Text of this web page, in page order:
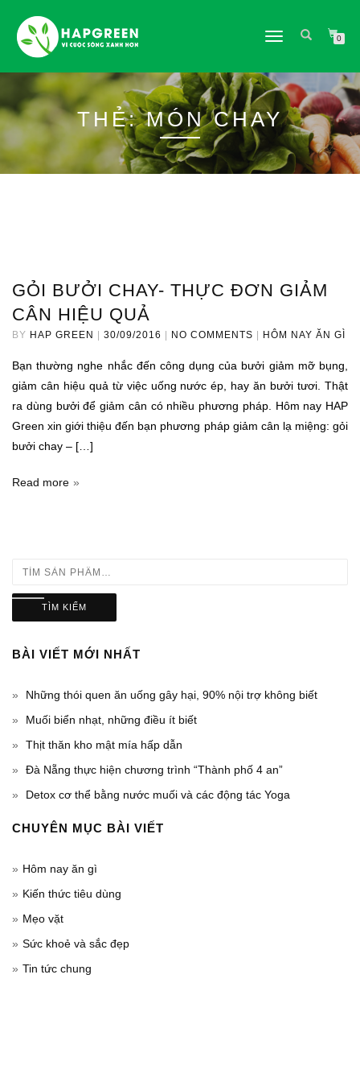
TOGGLE
0
THẺ:MÓN CHAY
GỎI BƯỞI CHAY- THỰC ĐƠN GIẢM
CÂN HIỆU QUẢ
BY HAP GREEN 30/09/2016 NO COMMENTS HÔM NAY ĂN GÌ
Bạn thường nghe nhắc đến công dụng của bưởi giảm mỡ bụng,
giảm cân hiệu quả từ việc uống nước ép, hay ăn bưởi tươi. Thật
ra dùng bưởi để giảm cân có nhiều phương pháp. Hôm nay HAP
Green xin giới thiệu đến bạn phương pháp giảm cân lạ miệng: gỏi
bưởi chay – […]
Read more
TÌM KIẾM
BÀI VIẾT MỚI NHẤT
Những thói quen ăn uống gây hại, 90% nội trợ không biết
Muối biển nhạt, những điều ít biết
Thịt thăn kho mật mía hấp dẫn
Đà Nẵng thực hiện chương trình “Thành phố 4 an”
Detox cơ thể bằng nước muối và các động tác Yoga
CHUYÊN MỤC BÀI VIẾT
Hôm nay ăn gì
Kiến thức tiêu dùng
Mẹo vặt
Sức khoẻ và sắc đẹp
Tin tức chung